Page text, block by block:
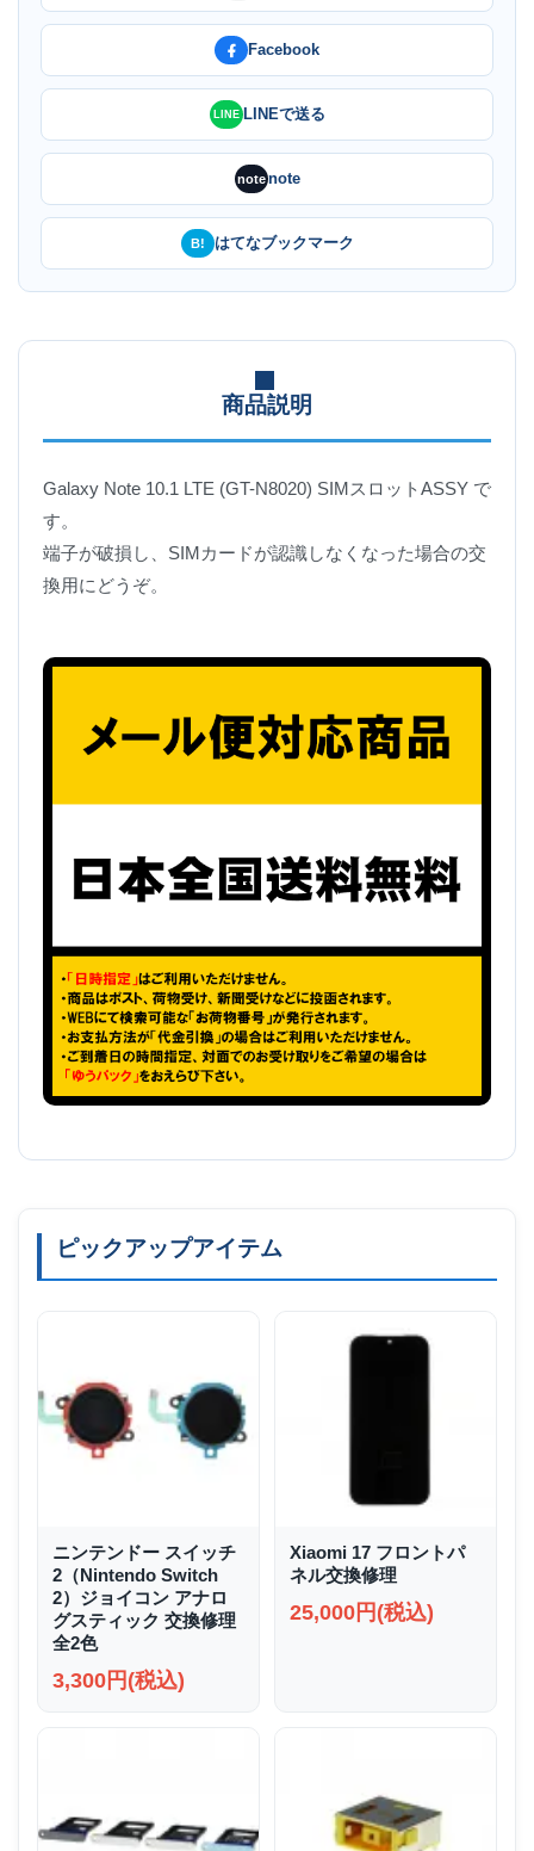
Facebook
LINE LINEで送る
notenote
B! はてなブックマーク
商品説明
Galaxy Note 10.1 LTE (GT-N8020) SIMスロットASSY で
す。
端子が破損し、SIMカードが認識しなくなった場合の交
換用にどうぞ。
ピックアップアイテム
ニンテンドー スイッチ
2（Nintendo Switch
2）ジョイコン アナロ
グスティック 交換修理
全2色
3,300円(税込)
Xiaomi 17 フロントパ
ネル交換修理
25,000円(税込)